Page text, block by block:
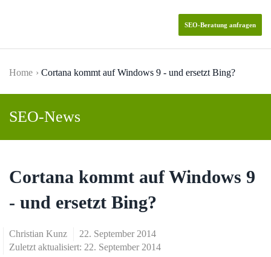
SEO-Beratung anfragen
Home Cortana kommt auf Windows 9 - und ersetzt Bing?
SEO-News
Cortana kommt auf Windows 9
- und ersetzt Bing?
Christian Kunz
22. September 2014
Zuletzt aktualisiert: 22. September 2014